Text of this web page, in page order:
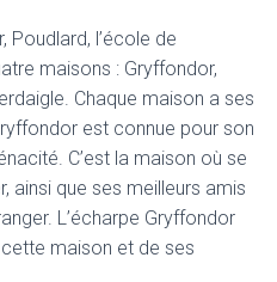
Poudlard, l’école de
maisons : Gryffondor,
Chaque maison a ses
est connue pour son
C’est la maison où se
ainsi que ses meilleurs amis
L’écharpe Gryffondor
maison et de ses